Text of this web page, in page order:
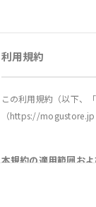
利用規約
この利用規約（以下、
（https://
本規約の適用範囲お
2．当社は、法令の改